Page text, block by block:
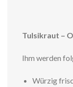
Tulsikraut –
Ihm werden
Würzig